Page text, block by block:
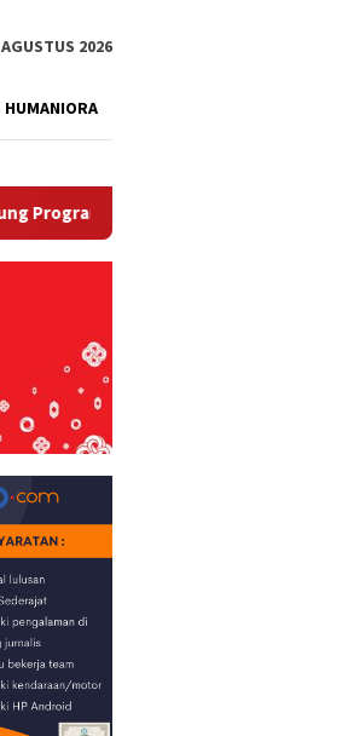
2026
HUMANIORA
Pangan, Lapas Manado Tanam